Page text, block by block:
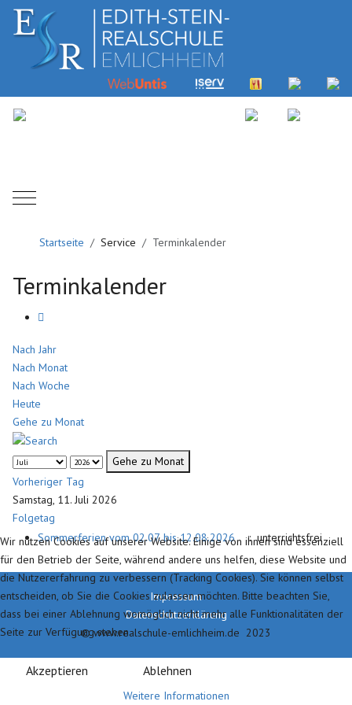
Mobile Menu Toggle
Startseite Service Terminkalender
Terminkalender
Nach Jahr
Nach Monat
Nach Woche
Heute
Gehe zu Monat
Gehe zu Monat
Vorheriger Tag
Samstag, 11. Juli 2026
Folgetag
Sommerferien vom 02.07. bis 12.08.2026
:: unterrichtsfrei
Impressum
Datenschutzerklärung
© www.realschule-emlichheim.de 2023
Wir nutzen Cookies auf unserer Website. Einige von ihnen sind essenziell
für den Betrieb der Seite, während andere uns helfen, diese Website und
die Nutzererfahrung zu verbessern (Tracking Cookies). Sie können selbst
entscheiden, ob Sie die Cookies zulassen möchten. Bitte beachten Sie,
dass bei einer Ablehnung womöglich nicht mehr alle Funktionalitäten der
Seite zur Verfügung stehen.
Akzeptieren Ablehnen
Weitere Informationen